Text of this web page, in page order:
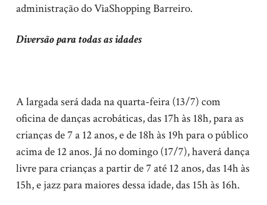
administração do ViaShopping Barreiro.
Diversão para todas as idades
A largada será dada na quarta-feira (13/7) com
oficina de danças acrobáticas, das 17h às 18h, para as
crianças de 7 a 12 anos, e de 18h às 19h para o público
acima de 12 anos. Já no domingo (17/7), haverá dança
livre para crianças a partir de 7 até 12 anos, das 14h às
15h, e jazz para maiores dessa idade, das 15h às 16h.